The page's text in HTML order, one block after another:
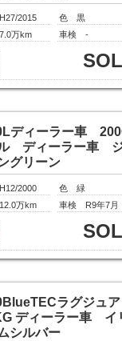
2015
万km
色 黒
車検 -
ディーラー車
ディーラー車
グリーン
2000
万km
色 緑
車検 R9年7月
ラグジュ
ディーラー車 イ
シルバー